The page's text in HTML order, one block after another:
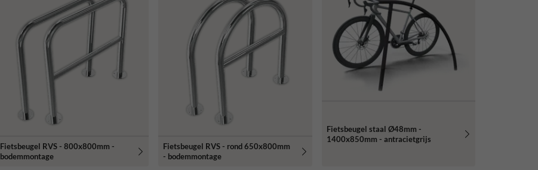
Fietsbeugel RVS - 800x800mm -
bodemmontage
Fietsbeugel RVS - rond 650x800mm
- bodemmontage
Fietsbeugel staal Ø48mm -
1400x850mm - antracietgrijs